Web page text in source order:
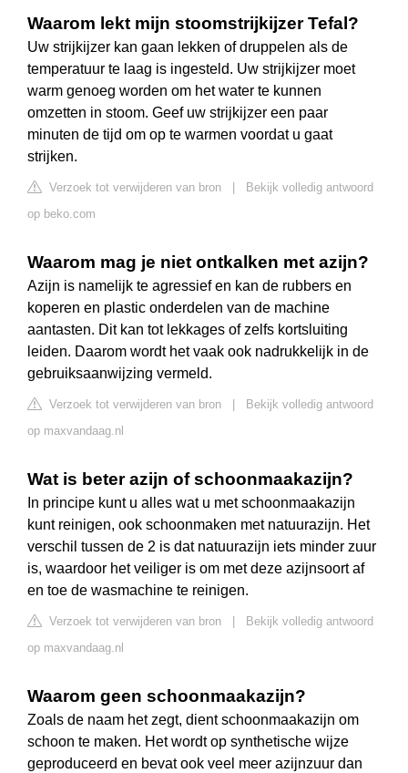
Waarom lekt mijn stoomstrijkijzer Tefal?
Uw strijkijzer kan gaan lekken of druppelen als de
temperatuur te laag is ingesteld. Uw strijkijzer moet
warm genoeg worden om het water te kunnen
omzetten in stoom. Geef uw strijkijzer een paar
minuten de tijd om op te warmen voordat u gaat
strijken.
Verzoek tot verwijderen van bron
Bekijk volledig antwoord
op beko.com
Waarom mag je niet ontkalken met azijn?
Azijn is namelijk te agressief en kan de rubbers en
koperen en plastic onderdelen van de machine
aantasten. Dit kan tot lekkages of zelfs kortsluiting
leiden. Daarom wordt het vaak ook nadrukkelijk in de
gebruiksaanwijzing vermeld.
Verzoek tot verwijderen van bron
Bekijk volledig antwoord
op maxvandaag.nl
Wat is beter azijn of schoonmaakazijn?
In principe kunt u alles wat u met schoonmaakazijn
kunt reinigen, ook schoonmaken met natuurazijn. Het
verschil tussen de 2 is dat natuurazijn iets minder zuur
is, waardoor het veiliger is om met deze azijnsoort af
en toe de wasmachine te reinigen.
Verzoek tot verwijderen van bron
Bekijk volledig antwoord
op maxvandaag.nl
Waarom geen schoonmaakazijn?
Zoals de naam het zegt, dient schoonmaakazijn om
schoon te maken. Het wordt op synthetische wijze
geproduceerd en bevat ook veel meer azijnzuur dan